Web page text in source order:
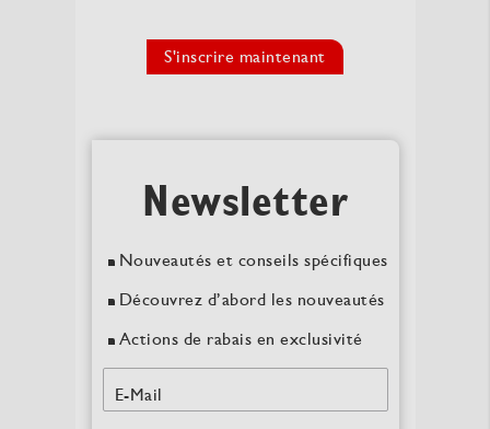
Newsletter
Nouveautés et conseils spécifiques
Découvrez d’abord les nouveautés
Actions de rabais en exclusivité
E-Mail
S'inscrire maintenant